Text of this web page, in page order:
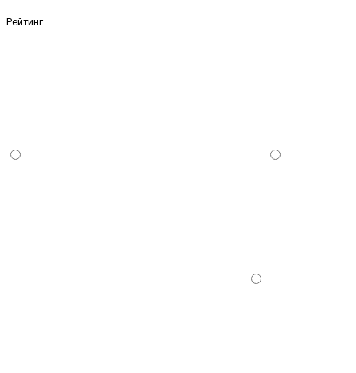
Рейтинг